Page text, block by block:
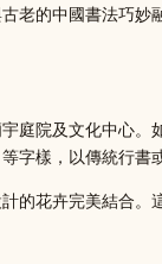
老的中國書法巧
庭院及文化中心
樣，以傳統行
花卉完美結合